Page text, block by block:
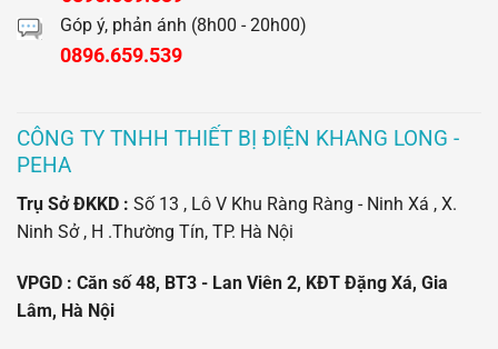
Góp ý, phản ánh (8h00 - 20h00)
0896.659.539
CÔNG TY TNHH THIẾT BỊ ĐIỆN KHANG LONG -
PEHA
Trụ Sở ĐKKD : Số 13 , Lô V Khu Ràng Ràng - Ninh Xá , X.
Ninh Sở , H .Thường Tín, TP. Hà Nội
VPGD : Căn số 48, BT3 - Lan Viên 2, KĐT Đặng Xá, Gia
Lâm, Hà Nội